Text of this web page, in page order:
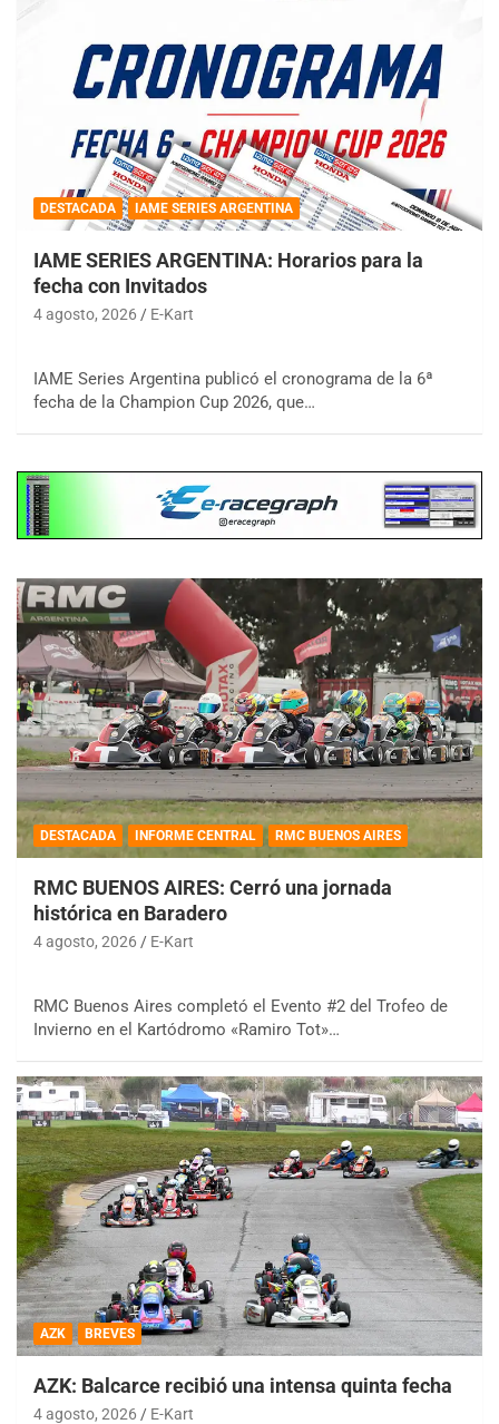
DESTACADA IAME SERIES ARGENTINA
IAME SERIES ARGENTINA: Horarios para la
fecha con Invitados
4 agosto, 2026 E-Kart
IAME Series Argentina publicó el cronograma de la 6ª
fecha de la Champion Cup 2026, que…
DESTACADA INFORME CENTRAL RMC BUENOS AIRES
RMC BUENOS AIRES: Cerró una jornada
histórica en Baradero
4 agosto, 2026 E-Kart
RMC Buenos Aires completó el Evento #2 del Trofeo de
Invierno en el Kartódromo «Ramiro Tot»…
AZK BREVES
AZK: Balcarce recibió una intensa quinta fecha
4 agosto, 2026 E-Kart